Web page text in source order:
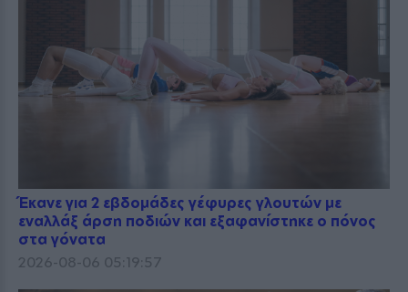
Έκανε για 2 εβδομάδες γέφυρες γλουτών με
εναλλάξ άρση ποδιών και εξαφανίστηκε ο πόνος
στα γόνατα
2026-08-06 05:19:57